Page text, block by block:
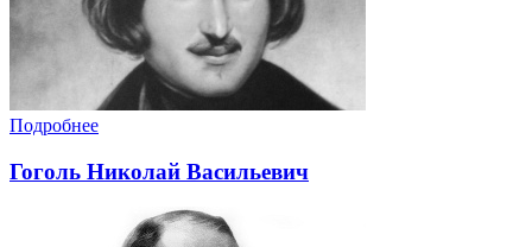
Подробнее
Гоголь Николай Васильевич